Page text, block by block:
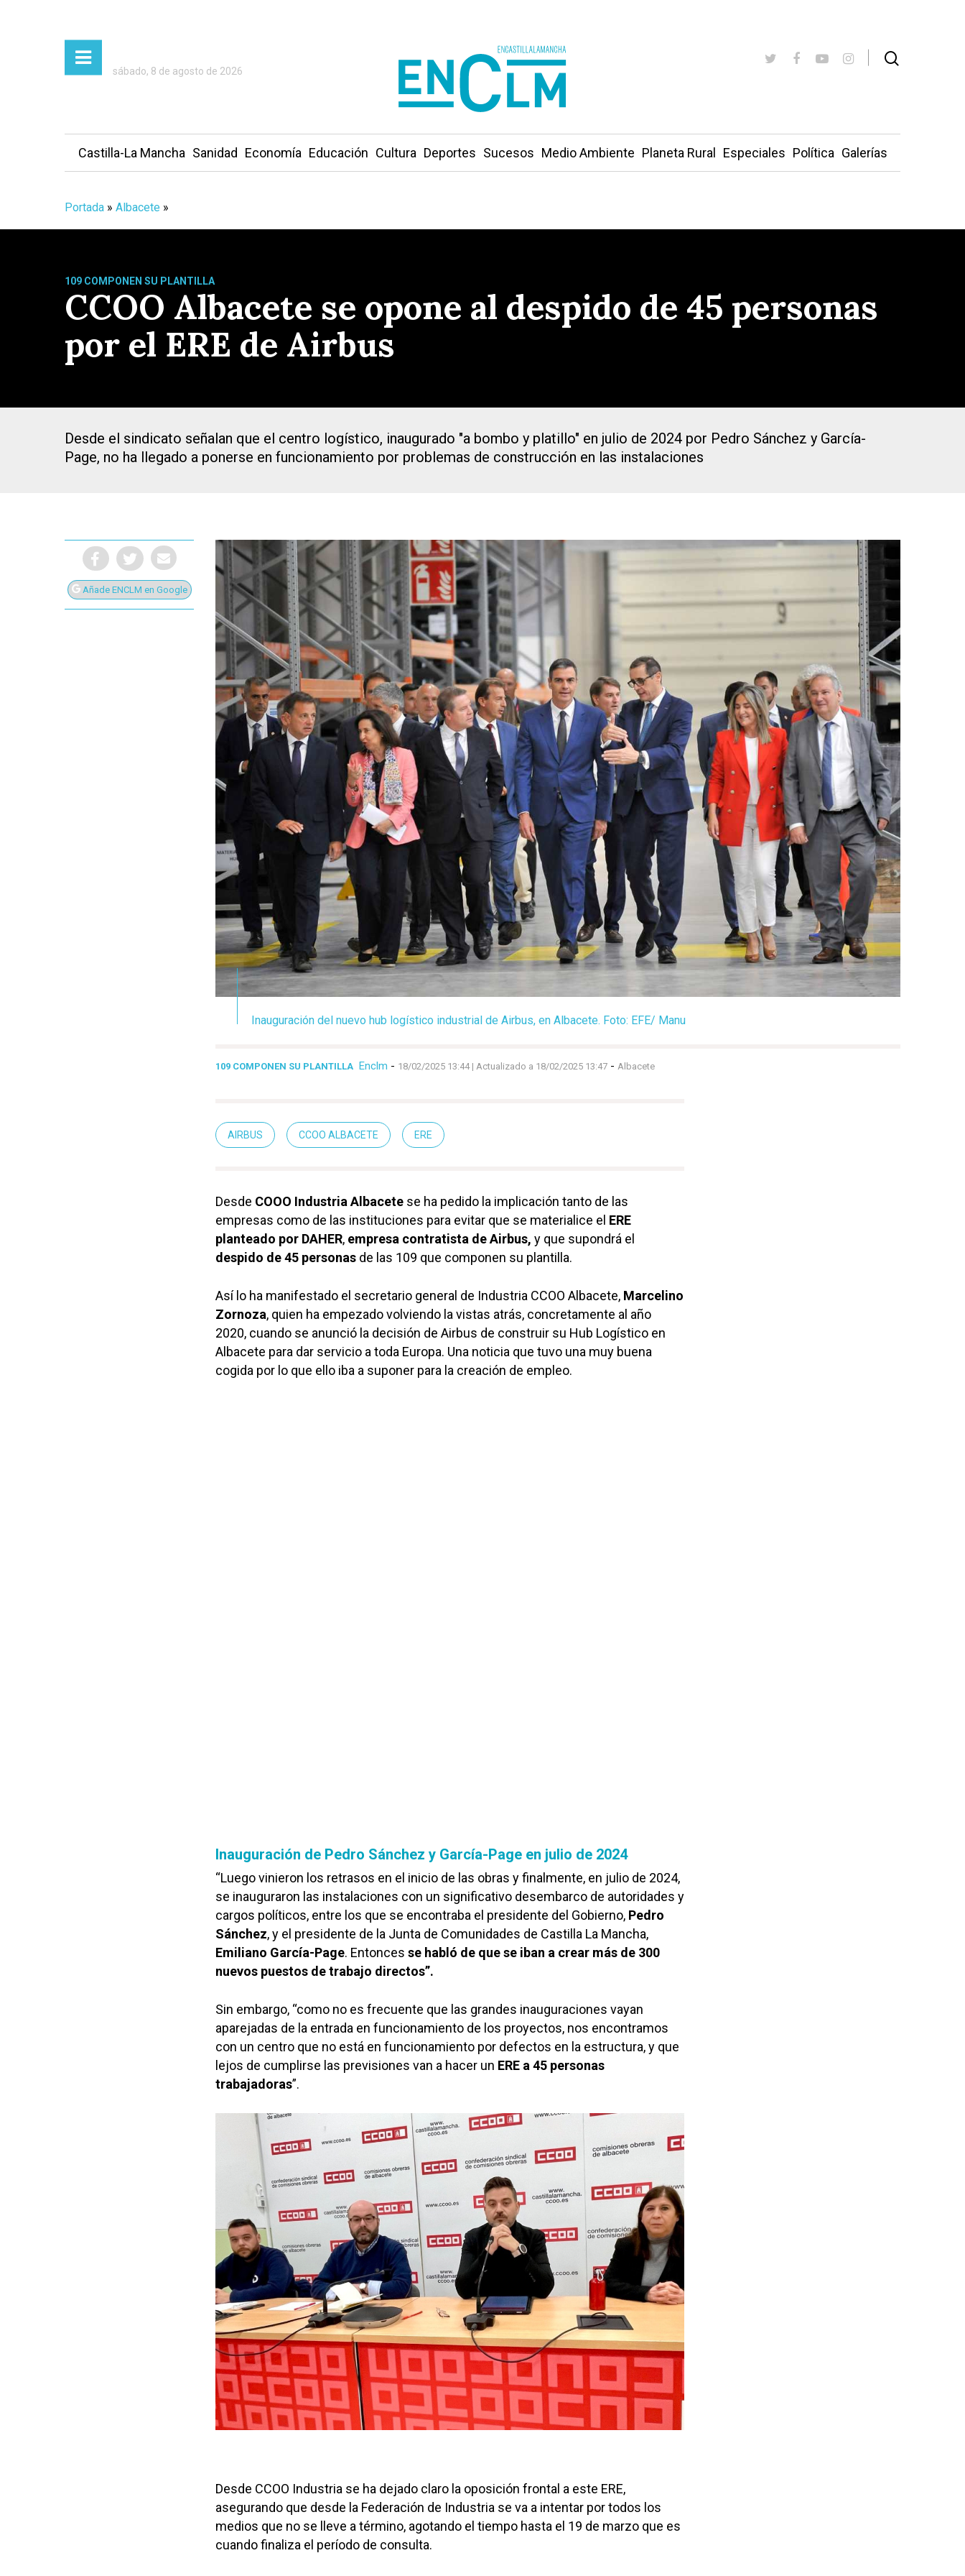
Presiona Intro para buscar o ESC para cerrar
sábado, 8 de agosto de 2026
Castilla-La Mancha Sanidad Economía Educación Cultura Deportes Sucesos Medio Ambiente Planeta Rural Especiales Política Galerías
Portada » Albacete »
109 COMPONEN SU PLANTILLA
CCOO Albacete se opone al despido de 45 personas
por el ERE de Airbus
Desde el sindicato señalan que el centro logístico, inaugurado "a bombo y platillo" en julio de 2024 por Pedro Sánchez y García-
Page, no ha llegado a ponerse en funcionamiento por problemas de construcción en las instalaciones
Añade ENCLM en Google
Inauguración del nuevo hub logístico industrial de Airbus, en Albacete. Foto: EFE/ Manu
109 COMPONEN SU PLANTILLA Enclm - 18/02/2025 13:44| Actualizado a 18/02/2025 13:47 - Albacete
AIRBUS CCOO ALBACETE ERE
Desde COOO Industria Albacete se ha pedido la implicación tanto de las
empresas como de las instituciones para evitar que se materialice el ERE
planteado por DAHER, empresa contratista de Airbus, y que supondrá el
despido de 45 personas de las 109 que componen su plantilla.
Así lo ha manifestado el secretario general de Industria CCOO Albacete, Marcelino
Zornoza, quien ha empezado volviendo la vistas atrás, concretamente al año
2020, cuando se anunció la decisión de Airbus de construir su Hub Logístico en
Albacete para dar servicio a toda Europa. Una noticia que tuvo una muy buena
cogida por lo que ello iba a suponer para la creación de empleo.
Inauguración de Pedro Sánchez y García-Page en julio de 2024
“Luego vinieron los retrasos en el inicio de las obras y finalmente, en julio de 2024,
se inauguraron las instalaciones con un significativo desembarco de autoridades y
cargos políticos, entre los que se encontraba el presidente del Gobierno, Pedro
Sánchez, y el presidente de la Junta de Comunidades de Castilla La Mancha,
Emiliano García-Page. Entonces se habló de que se iban a crear más de 300
nuevos puestos de trabajo directos”.
Sin embargo, “como no es frecuente que las grandes inauguraciones vayan
aparejadas de la entrada en funcionamiento de los proyectos, nos encontramos
con un centro que no está en funcionamiento por defectos en la estructura, y que
lejos de cumplirse las previsiones van a hacer un ERE a 45 personas
trabajadoras”.
Desde CCOO Industria se ha dejado claro la oposición frontal a este ERE,
asegurando que desde la Federación de Industria se va a intentar por todos los
medios que no se lleve a término, agotando el tiempo hasta el 19 de marzo que es
cuando finaliza el período de consulta.